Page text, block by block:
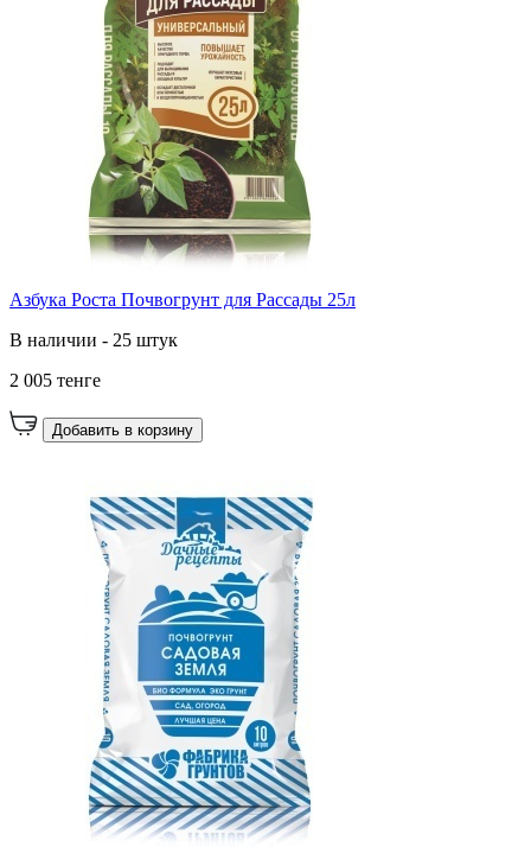
Азбука Роста Почвогрунт для Рассады 25л
В наличии - 25 штук
2 005 тенге
Добавить в корзину